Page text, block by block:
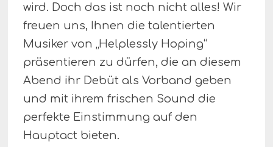
wird. Doch das ist noch nicht alles! Wir
freuen uns, Ihnen die talentierten
Musiker von „Helplessly Hoping“
präsentieren zu dürfen, die an diesem
Abend ihr Debüt als Vorband geben
und mit ihrem frischen Sound die
perfekte Einstimmung auf den
Hauptact bieten.